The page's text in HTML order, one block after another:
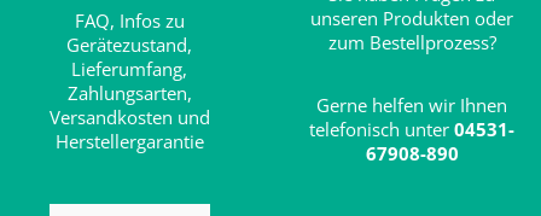
FAQ, Infos zu
Gerätezustand,
Lieferumfang,
Zahlungsarten,
Versandkosten und
Herstellergarantie
unseren Produkten oder
zum Bestellprozess?
Gerne helfen wir Ihnen
telefonisch unter 04531-
67908-890